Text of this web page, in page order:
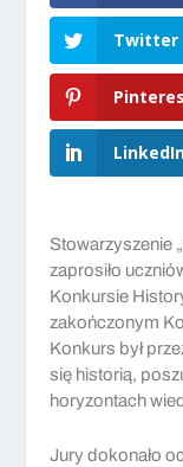
Twitter
Stowarzyszenie
zaprosiło
Konkursie
zakończonym
Konkurs był
się historią,
horyzontach
Jury dokonało